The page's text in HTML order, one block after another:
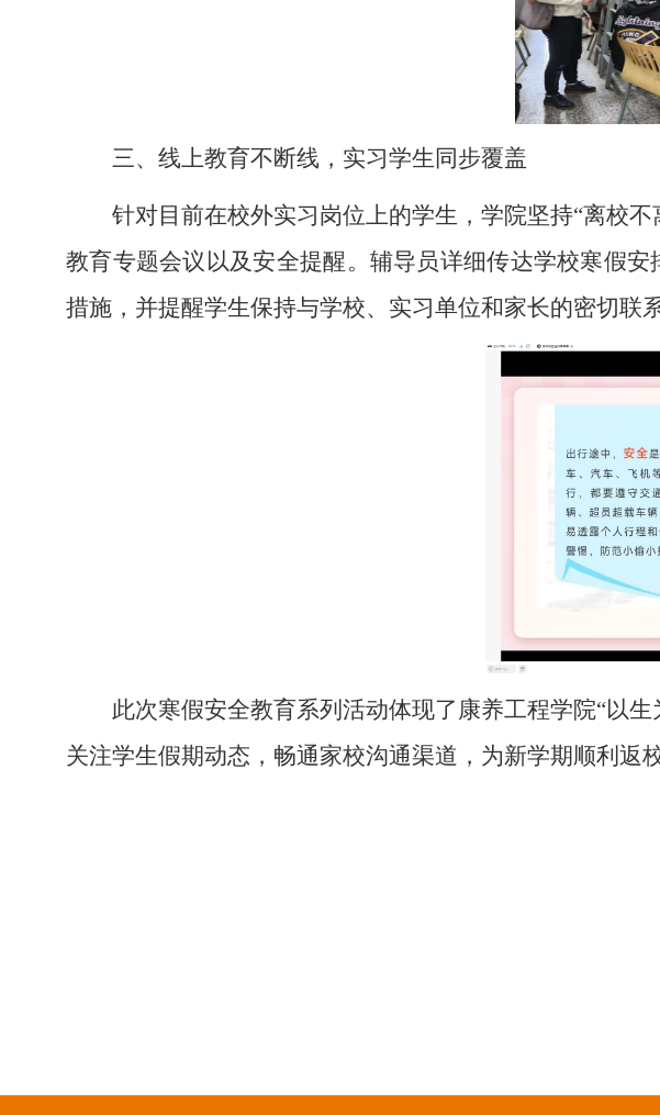
三、线上教育不断线，实习学生同步覆盖
针对目前在校外实习岗位上的学生，学院坚持“离校
教育专题会议以及安全提醒。辅导员详细传达学校寒假
措施，并提醒学生保持与学校、实习单位和家长的密切联
此次寒假安全教育系列活动体现了康养工程学院“以
关注学生假期动态，畅通家校沟通渠道，为新学期顺利返